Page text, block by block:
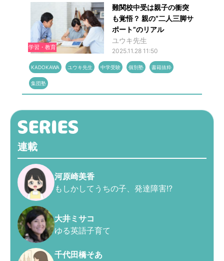
学習・教育
難関校中受は親子の衝突
も覚悟？ 親の“二人三脚サ
ポート”のリアル
ユウキ先生
2025.11.28 11:50
KADOKAWA ユウキ先生 中学受験 個別塾 書籍抜粋
集団塾
連載
河原崎美香
もしかしてうちの子、発達障害!?
大井ミサコ
ゆる英語子育て
千代田橋そあ